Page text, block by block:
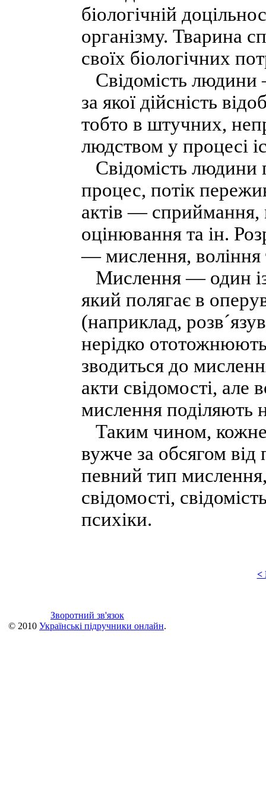
біологічній
організму. Тварина
своїх біологічних
Свідомість людини
за якої дійсність
тобто в штучних,
людством у процесі
Свідомість людини
процес, потік
актів — сприймання,
оцінювання та ін.
— мислення, воління
Мислення — один із
який полягає в
(наприклад,
нерідко ототожнюють
зводиться до
акти свідомості,
мислення поділяють
Таким чином, кожне
вужче за обсягом
певний тип
свідомості,
психіки.
<
Зворотний зв'язок
© 2010 Українські підручники онлайн.